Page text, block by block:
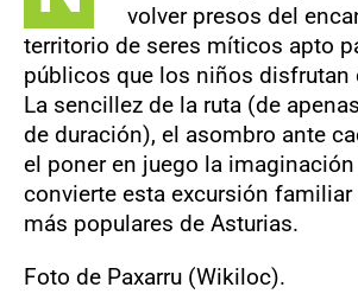
volver presos del
territorio de seres míticos apto
públicos que los niños disfrutan
La sencillez de la ruta (de
de duración), el asombro ante
el poner en juego la imaginación
convierte esta excursión familiar
más populares de Asturias.
Foto de Paxarru (Wikiloc).